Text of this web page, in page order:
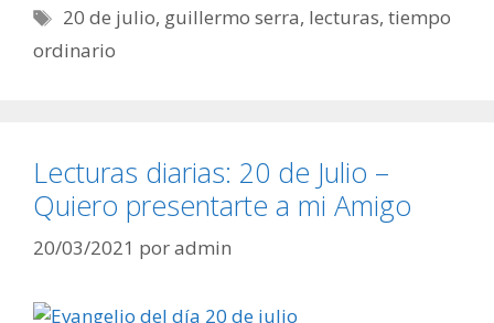
Etiquetas
20 de julio, guillermo serra, lecturas,tiempo
ordinario
Lecturas diarias: 20 de Julio –
Quiero presentarte a mi Amigo
20/03/2021 poradmin